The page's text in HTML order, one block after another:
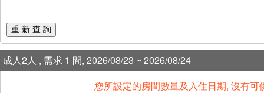
重 新 查 詢
成人2人 , 需求 1 間, 2026/08/23 ~ 2026/08/24
您所設定的房間數量及入住日期, 沒有